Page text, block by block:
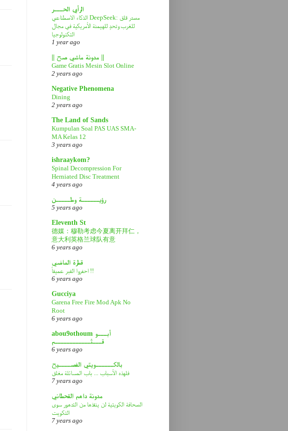
الرأي الحـــر
الذكاء الاصطناعي DeepSeek: مصدر قلق
للغرب وتحدٍ للهيمنة الأمريكية في مجال
التكنولوجيا
1 year ago
|| مدونة ماشي صح ||
Game Gratis Mesin Slot Online
2 years ago
Negative Phenomena
Dining
2 years ago
The Land of Sands
Kumpulan Soal PAS UAS SMA-
MA Kelas 12
3 years ago
ishraaykom?
Spinal Decompression For
Herniated Disc Treatment
4 years ago
رؤيــــــة وطـــــن
5 years ago
Eleventh St
德媒：穆勒考虑今夏离开拜仁，
意大利英格兰球队有意
6 years ago
قطرة الماضي
احفروا القبر عميقاً !!
6 years ago
Gucciya
Garena Free Fire Mod Apk No
Root
6 years ago
abou9othoum أبـــو
قـــثــــــــــــم
6 years ago
بالكــــــويتي الفصــــيح
فلهذه الأسباب ... باب المسائلة مغلق
7 years ago
مدونة داهم القحطاني
الصحافة الكويتية لن ينقذها من التدهور سوى
التكويت
7 years ago